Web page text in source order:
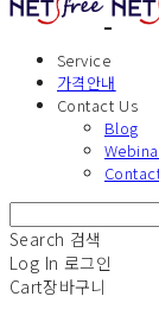
Service
가격안내
Contact Us
Blog
Search 검색
Log In 로그인
Cart장바구니